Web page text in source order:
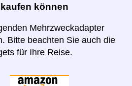
können
Mehrzweckadapter
Bitte beachten Sie auch die
für Ihre Reise.